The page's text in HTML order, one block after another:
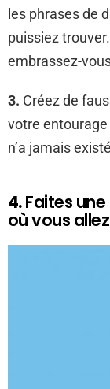
les phrases de
puissiez
embrassez-
3. Créez de
votre
n’a jamais
4.Faites
où vous